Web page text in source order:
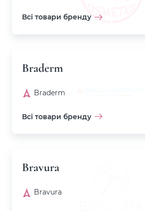
Всі товари бренду
Braderm
Braderm
Всі товари бренду
Bravura
Bravura